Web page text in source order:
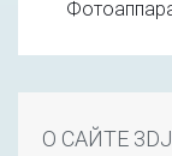
О САЙТЕ